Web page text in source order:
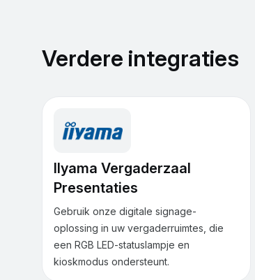
Verdere integraties
IIyama Vergaderzaal
Presentaties
Gebruik onze digitale signage-
oplossing in uw vergaderruimtes, die
een RGB LED-statuslampje en
kioskmodus ondersteunt.